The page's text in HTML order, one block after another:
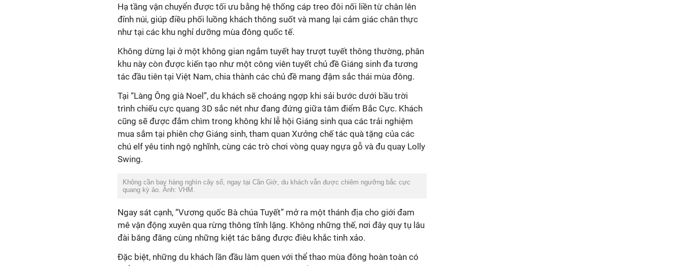
Hạ tầng vận chuyển được tối ưu bằng hệ thống cáp treo đôi nối liền từ chân lên
đỉnh núi, giúp điều phối luồng khách thông suốt và mang lại cảm giác chân thực
như tại các khu nghỉ dưỡng mùa đông quốc tế.
Không dừng lại ở một không gian ngắm tuyết hay trượt tuyết thông thường, phân
khu này còn được kiến tạo như một công viên tuyết chủ đề Giáng sinh đa tương
tác đầu tiên tại Việt Nam, chia thành các chủ đề mang đậm sắc thái mùa đông.
Tại “Làng Ông già Noel”, du khách sẽ choáng ngợp khi sải bước dưới bầu trời
trình chiếu cực quang 3D sắc nét như đang đứng giữa tâm điểm Bắc Cực. Khách
cũng sẽ được đắm chìm trong không khí lễ hội Giáng sinh qua các trải nghiệm
mua sắm tại phiên chợ Giáng sinh, tham quan Xưởng chế tác quà tặng của các
chú elf yêu tinh ngộ nghĩnh, cùng các trò chơi vòng quay ngựa gỗ và đu quay Lolly
Swing.
Không cần bay hàng nghìn cây số, ngay tại Cần Giờ, du khách vẫn được chiêm ngưỡng bắc cực
quang kỳ ảo. Ảnh: VHM.
Ngay sát cạnh, “Vương quốc Bà chúa Tuyết” mở ra một thánh địa cho giới đam
mê vận động xuyên qua rừng thông tĩnh lặng. Không những thế, nơi đây quy tụ lâu
đài băng đăng cùng những kiệt tác băng được điêu khắc tinh xảo.
Đặc biệt, những du khách lần đầu làm quen với thể thao mùa đông hoàn toàn có